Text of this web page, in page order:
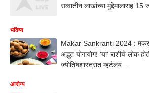
सव्वातीन लाखांच्या मुद्देमालासह 15
भविष्य
Makar Sankranti 2024 : मकर
अद्भुत योगायोग! 'या' राशीचे लोक
ज्योतिषशास्त्रात म्हटंलय...
आरोग्य